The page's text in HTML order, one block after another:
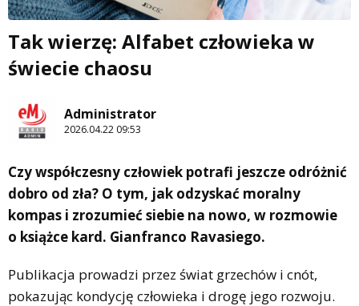
Tak wierzę: Alfabet człowieka w
świecie chaosu
Administrator
2026.04.22 09:53
Czy współczesny człowiek potrafi jeszcze odróżnić
dobro od zła? O tym, jak odzyskać moralny
kompas i zrozumieć siebie na nowo, w rozmowie
o książce kard. Gianfranco Ravasiego.
Publikacja prowadzi przez świat grzechów i cnót,
pokazując kondycję człowieka i drogę jego rozwoju.